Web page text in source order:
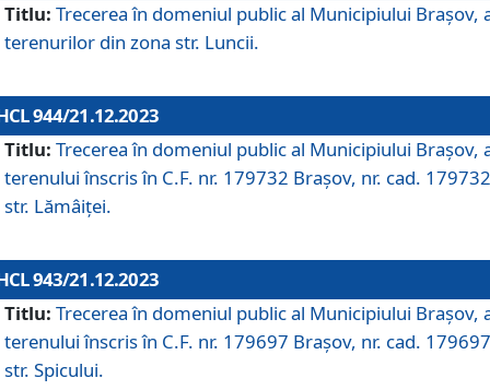
Titlu: Trecerea în domeniul public al Municipiului Braşov,
terenurilor din zona str. Luncii.
944/21.12.2023
Titlu: Trecerea în domeniul public al Municipiului Braşov,
terenului înscris în C.F. nr. 179732 Brașov, nr. cad.
str. Lămâiței.
943/21.12.2023
Titlu: Trecerea în domeniul public al Municipiului Braşov,
terenului înscris în C.F. nr. 179697 Brașov, nr. cad.
str. Spicului.